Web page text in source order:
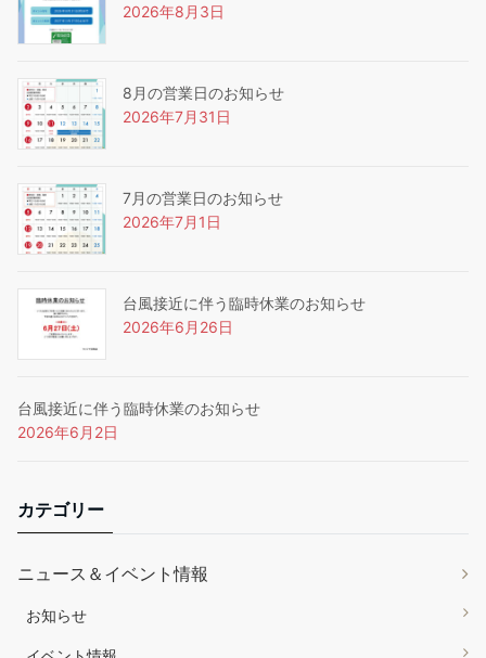
2026年8月3日
8月の営業日のお知らせ
2026年7月31日
7月の営業日のお知らせ
2026年7月1日
台風接近に伴う臨時休業のお知らせ
2026年6月26日
台風接近に伴う臨時休業のお知らせ
2026年6月2日
カテゴリー
ニュース＆イベント情報
お知らせ